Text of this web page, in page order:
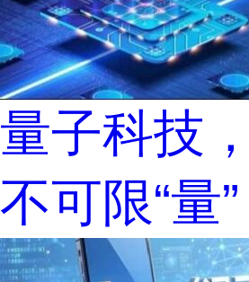
量子科技
不可限“量”